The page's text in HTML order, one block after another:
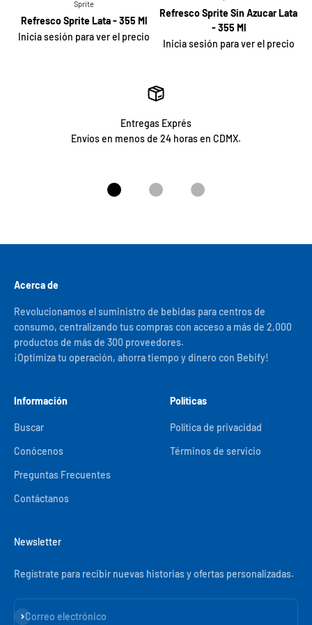
Sprite
Refresco Sprite Lata - 355 Ml
Inicia sesión para ver el precio
Refresco Sprite Sin Azucar Lata
- 355 Ml
Inicia sesión para ver el precio
Entregas Exprés
Envíos en menos de 24 horas en CDMX.
Ir al artículo 1Ir al artículo 2Ir al artículo 3
Acerca de
Revolucionamos el suministro de bebidas para centros de
consumo, centralizando tus compras con acceso a más de 2,000
productos de más de 300 proveedores.
¡Optimiza tu operación, ahorra tiempo y dinero con Bebify!
Información
Buscar
Conócenos
Preguntas Frecuentes
Contáctanos
Políticas
Política de privacidad
Términos de servicio
Newsletter
Regístrate para recibir nuevas historias y ofertas personalizadas.
Correo electrónico
Suscribirse